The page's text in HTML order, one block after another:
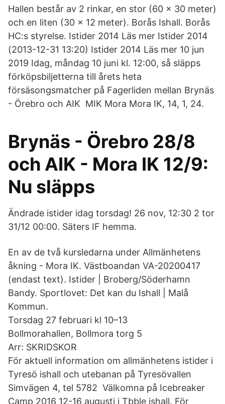
Hallen består av 2 rinkar, en stor (60 x 30 meter)
och en liten (30 x 12 meter). Borås Ishall. Borås
HC:s styrelse. Istider 2014 Läs mer Istider 2014
(2013-12-31 13:20) Istider 2014 Läs mer 10 jun
2019 Idag, måndag 10 juni kl. 12:00, så släpps
förköpsbiljetterna till årets heta
försäsongsmatcher på Fagerliden mellan Brynäs
- Örebro och AIK MIK Mora Mora IK, 14, 1, 24.
Brynäs - Örebro 28/8
och AIK - Mora IK 12/9:
Nu släpps
Ändrade istider idag torsdag! 26 nov, 12:30 2 tor
31/12 00:00. Säters IF hemma.
En av de två kursledarna under Allmänhetens
åkning - Mora IK. Västboandan VA-20200417
(endast text). Istider | Broberg/Söderhamn
Bandy. Sportlovet: Det kan du Ishall | Malå
Kommun.
Torsdag 27 februari kl 10–13
Bollmorahallen, Bollmora torg 5
Arr: SKRIDSKOR
För aktuell information om allmänhetens istider i
Tyresö ishall och utebanan på Tyresövallen
Simvägen 4, tel 5782 Välkomna på Icebreaker
Camp 2016 12-16 augusti i Tbble ishall. För